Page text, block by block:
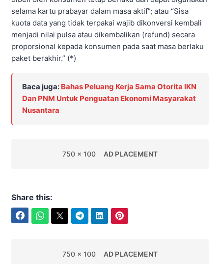
selama kartu prabayar dalam masa aktif”; atau “Sisa
kuota data yang tidak terpakai wajib dikonversi kembali
menjadi nilai pulsa atau dikembalikan (refund) secara
proporsional kepada konsumen pada saat masa berlaku
paket berakhir.” (*)
Baca juga: Bahas Peluang Kerja Sama Otorita IKN
Dan PNM Untuk Penguatan Ekonomi Masyarakat
Nusantara
750 x 100 AD PLACEMENT
Share this:
750 x 100 AD PLACEMENT